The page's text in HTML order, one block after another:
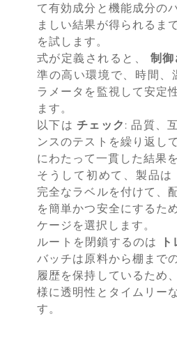
て有効成分と機能成分の
ましい結果が得られるま
を試します。
式が定義されると、 制御
準の高い環境で、時間、
ラメータを監視して安定
ます。
以下は チェック : 品質、
ンスのテストを繰り返し
にわたって一貫した結果
そうして初めて、製品は
完全なラベルを付けて、
を簡単かつ安全にするた
ケージを選択します。
ルートを閉鎖するのは
バッチは原料から棚まで
履歴を保持しているため
様に透明性とタイムリー
す。